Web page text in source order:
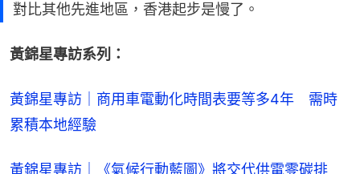
對比其他先進地區，香港起步是慢了。
黃錦星專訪系列：
黃錦星專訪｜商用車電動化時間表要等多4年　需時
累積本地經驗
黃錦星專訪｜《氣候行動藍圖》將交代供電零碳排